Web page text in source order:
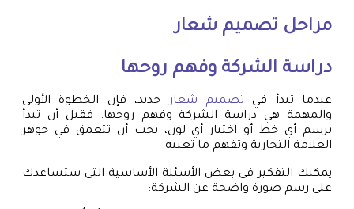
مراحل تصميم شعار
دراسة الشركة وفهم روحها
عندما تبدأ في تصميم شعارجديد، فإن الخطوة الأولى
والمهمة هي دراسة الشركة وفهم روحها. فقبل أن تبدأ
برسم أي خط أو اختيار أي لون، يجب أن تتعمق في جوهر
العلامة التجارية وتفهم ما تعنيه.
يمكنك التفكير في بعض الأسئلة الأساسية التي ستساعدك
على رسم صورة واضحة عن الشركة: